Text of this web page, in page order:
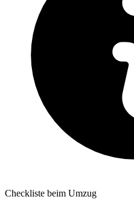
Checkliste beim Umzug